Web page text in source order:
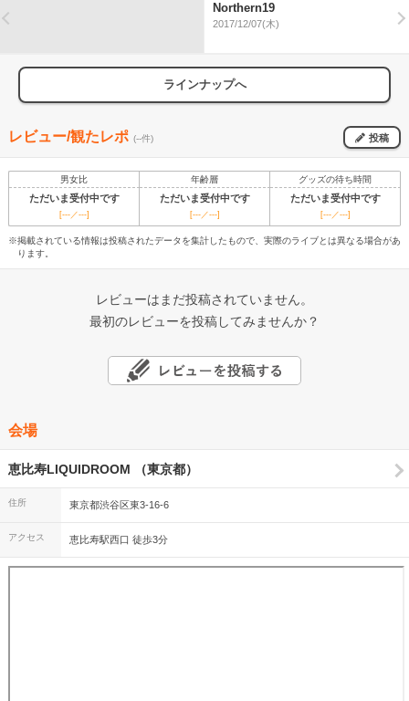
Northern19
2017/12/07(木)
ラインナップへ
レビュー/観たレポ (--件) 投稿
男女比 年齢層 グッズの待ち時間
ただいま受付中です ただいま受付中です ただいま受付中です
[---／---] [---／---] [---／---]
※掲載されている情報は投稿されたデータを集計したもので、実際のライブとは異なる場合があ
ります。
レビューはまだ投稿されていません。
最初のレビューを投稿してみませんか？
会場
恵比寿LIQUIDROOM （東京都）
住所 東京都渋谷区東3-16-6
アクセス 恵比寿駅西口 徒歩3分